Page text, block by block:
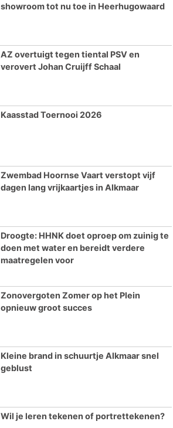
showroom tot nu toe in Heerhugowaard
AZ overtuigt tegen tiental PSV en
verovert Johan Cruijff Schaal
Kaasstad Toernooi 2026
Zwembad Hoornse Vaart verstopt vijf
dagen lang vrijkaartjes in Alkmaar
Droogte: HHNK doet oproep om zuinig te
doen met water en bereidt verdere
maatregelen voor
Zonovergoten Zomer op het Plein
opnieuw groot succes
Kleine brand in schuurtje Alkmaar snel
geblust
Wil je leren tekenen of portrettekenen?